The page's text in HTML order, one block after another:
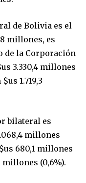
de Bolivia es el
millones, es
de la Corporación
3.330,4 millones
1.719,3
bilateral es
millones
680,1 millones
millones (0,6%).